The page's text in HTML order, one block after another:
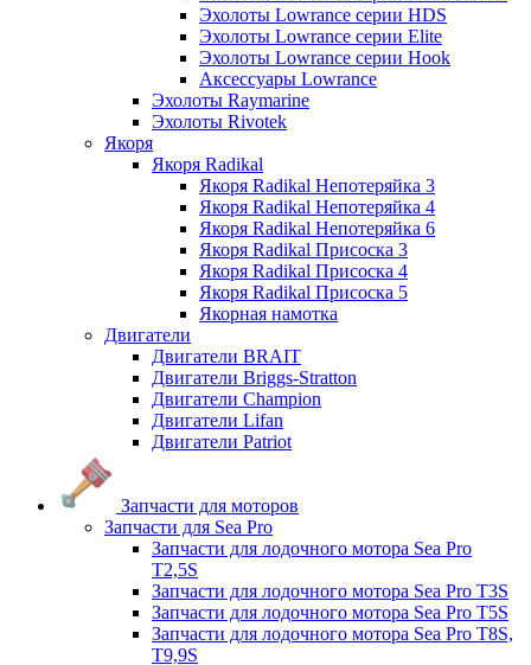
Эхолоты Lowrance серии HDS
Эхолоты Lowrance серии Elite
Эхолоты Lowrance серии Hook
Аксессуары Lowrance
Эхолоты Raymarine
Эхолоты Rivotek
Якоря
Якоря Radikal
Якоря Radikal Непотеряйка 3
Якоря Radikal Непотеряйка 4
Якоря Radikal Непотеряйка 6
Якоря Radikal Присоска 3
Якоря Radikal Присоска 4
Якоря Radikal Присоска 5
Якорная намотка
Двигатели
Двигатели BRAIT
Двигатели Briggs-Stratton
Двигатели Champion
Двигатели Lifan
Двигатели Patriot
Запчасти для моторов
Запчасти для Sea Pro
Запчасти для лодочного мотора Sea Pro
Т2,5S
Запчасти для лодочного мотора Sea Pro Т3S
Запчасти для лодочного мотора Sea Pro Т5S
Запчасти для лодочного мотора Sea Pro Т8S,
T9,9S